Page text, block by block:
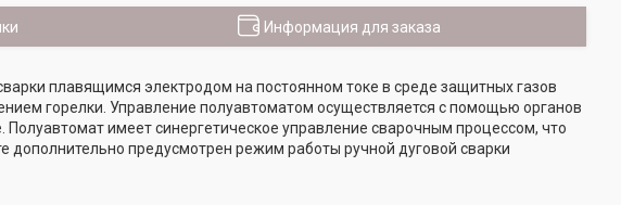
Информация для заказа
плавящимся электродом на постоянном токе в среде защитных газов
горелки. Управление полуавтоматом осуществляется с помощью органов
имеет синергетическое управление сварочным процессом, что
предусмотрен режим работы ручной дуговой сварки